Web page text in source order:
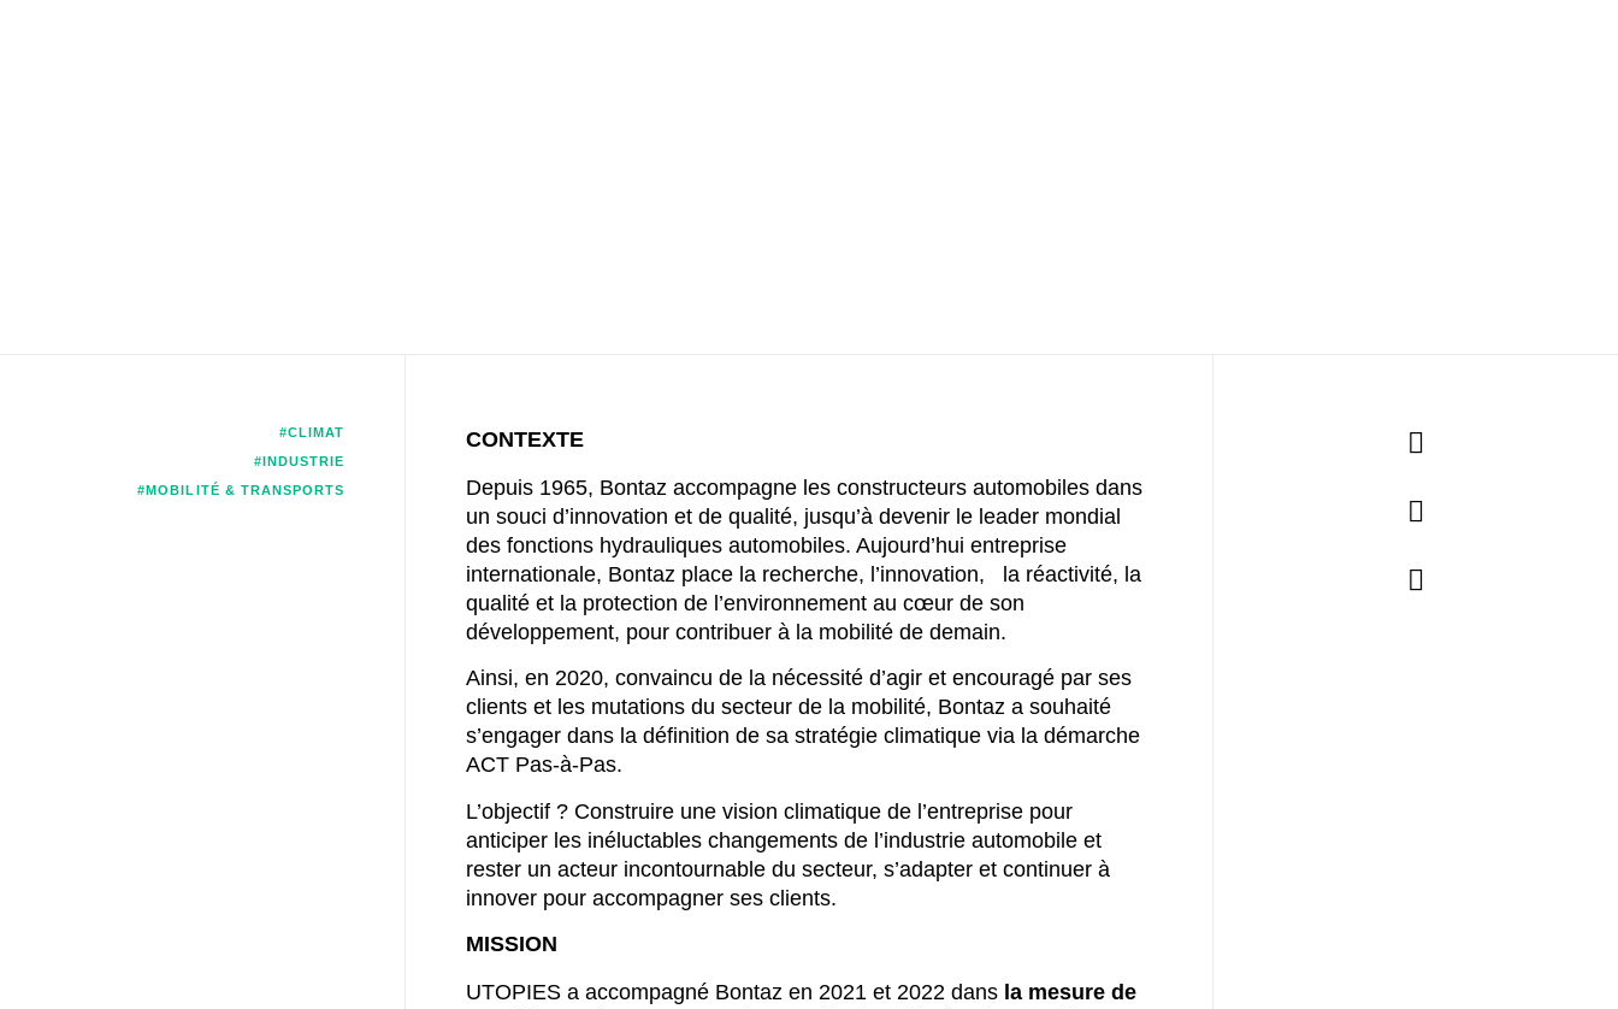
#CLIMAT
#INDUSTRIE
#MOBILITÉ & TRANSPORTS
CONTEXTE
Depuis 1965, Bontaz accompagne les constructeurs automobiles dans
un souci d’innovation et de qualité, jusqu’à devenir le leader mondial
des fonctions hydrauliques automobiles. Aujourd’hui entreprise
internationale, Bontaz place la recherche, l’innovation, la réactivité, la
qualité et la protection de l’environnement au cœur de son
développement, pour contribuer à la mobilité de demain.
Ainsi, en 2020, convaincu de la nécessité d’agir et encouragé par ses
clients et les mutations du secteur de la mobilité, Bontaz a souhaité
s’engager dans la définition de sa stratégie climatique via la démarche
ACT Pas-à-Pas.
L’objectif ? Construire une vision climatique de l’entreprise pour
anticiper les inéluctables changements de l’industrie automobile et
rester un acteur incontournable du secteur, s’adapter et continuer à
innover pour accompagner ses clients.
MISSION
UTOPIES a accompagné Bontaz en 2021 et 2022 dans la mesure de